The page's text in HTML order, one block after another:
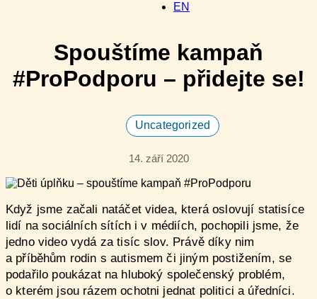
EN
Spouštíme kampaň
#ProPodporu – přidejte se!
Uncategorized
14. září 2020
Když jsme začali natáčet videa, která oslovují statisíce
lidí na sociálních sítích i v médiích, pochopili jsme, že
jedno video vydá za tisíc slov. Právě díky nim
a příběhům rodin s autismem či jiným postižením, se
podařilo poukázat na hluboký společenský problém,
o kterém jsou rázem ochotni jednat politici a úředníci.